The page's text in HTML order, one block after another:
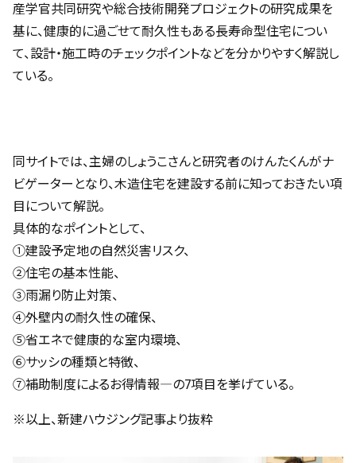
産学官共同研究や総合技術開発プロジェクトの研究成果を
基に、健康的に過ごせて耐久性もある長寿命型住宅につい
て、設計・施工時のチェックポイントなどを分かりやすく解説し
ている。
同サイトでは、主婦のしょうこさんと研究者のけんたくんがナ
ビゲーターとなり、木造住宅を建設する前に知っておきたい項
目について解説。
具体的なポイントとして、
①建設予定地の自然災害リスク、
②住宅の基本性能、
③雨漏り防止対策、
④外壁内の耐久性の確保、
⑤省エネで健康的な室内環境、
⑥サッシの種類と特徴、
⑦補助制度によるお得情報―の7項目を挙げている。
※以上、新建ハウジング記事より抜粋